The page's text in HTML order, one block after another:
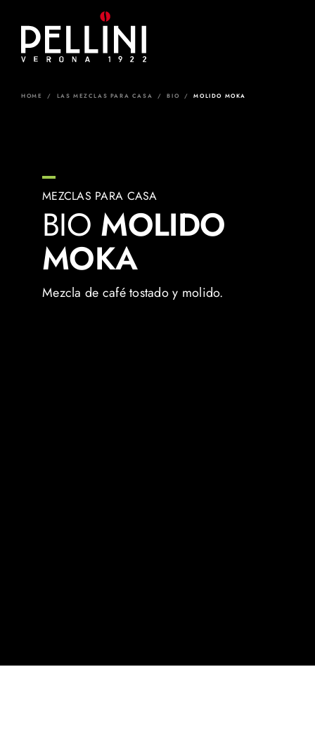
content
HOME / LAS MEZCLAS PARA CASA / BIO / MOLIDO MOKA
MEZCLAS PARA CASA
BIO MOLIDO
MOKA
Mezcla de café tostado y molido.